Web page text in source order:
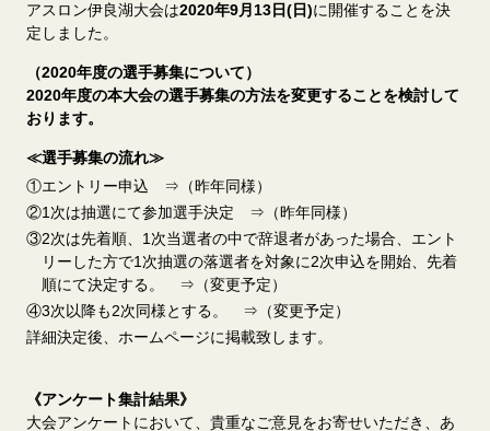
アスロン伊良湖大会は2020年9月13日(日)に開催することを決
定しました。
（2020年度の選手募集について）
2020年度の本大会の選手募集の方法を変更することを検討して
おります。
≪選手募集の流れ≫
①エントリー申込 ⇒（昨年同様）
②1次は抽選にて参加選手決定 ⇒（昨年同様）
③2次は先着順、1次当選者の中で辞退者があった場合、エント
リーした方で1次抽選の落選者を対象に2次申込を開始、先着
順にて決定する。 ⇒（変更予定）
④3次以降も2次同様とする。 ⇒（変更予定）
詳細決定後、ホームページに掲載致します。
《アンケート集計結果》
大会アンケートにおいて、貴重なご意見をお寄せいただき、あ